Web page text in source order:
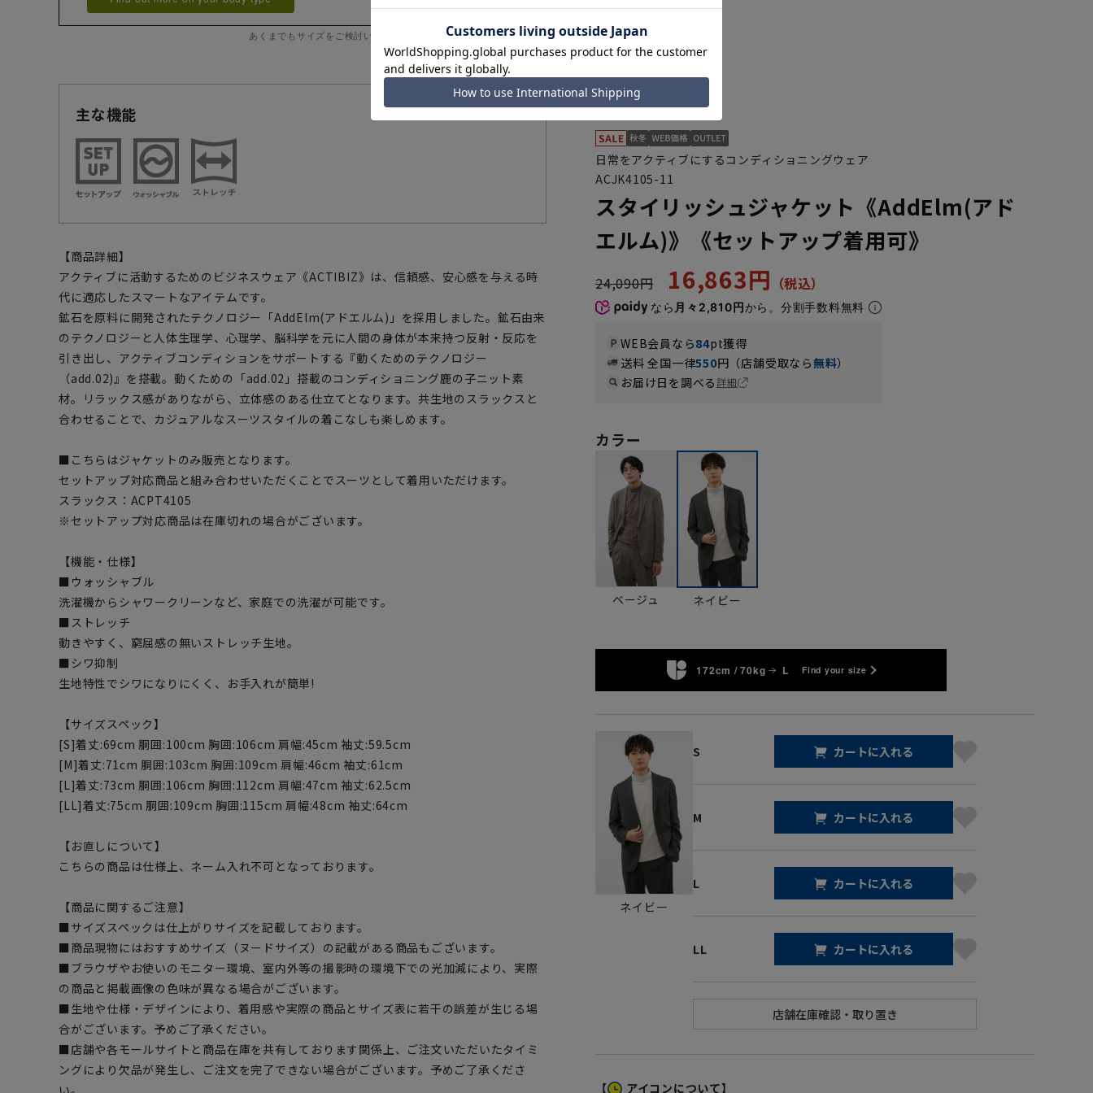
あくまでもサイズをご検討いただく際の目安となります。
主な機能
【商品詳細】
アクティブに活動するためのビジネスウェア《ACTIBIZ》は、信頼感、安心感を与える時
代に適応したスマートなアイテムです。
鉱石を原料に開発されたテクノロジー「AddElm(アドエルム)」を採用しました。鉱石由来
のテクノロジーと人体生理学、心理学、脳科学を元に人間の身体が本来持つ反射・反応を
引き出し、アクティブコンディションをサポートする『動くためのテクノロジー
（add.02)』を搭載。動くための「add.02」搭載のコンディショニング鹿の子ニット素
材。リラックス感がありながら、立体感のある仕立てとなります。共生地のスラックスと
合わせることで、カジュアルなスーツスタイルの着こなしも楽しめます。
■こちらはジャケットのみ販売となります。
セットアップ対応商品と組み合わせいただくことでスーツとして着用いただけます。
スラックス：ACPT4105
※セットアップ対応商品は在庫切れの場合がございます。
【機能・仕様】
■ウォッシャブル
洗濯機からシャワークリーンなど、家庭での洗濯が可能です。
■ストレッチ
動きやすく、窮屈感の無いストレッチ生地。
■シワ抑制
生地特性でシワになりにくく、お手入れが簡単!
【サイズスペック】
[S]着丈:69cm 胴囲:100cm 胸囲:106cm 肩幅:45cm 袖丈:59.5cm
[M]着丈:71cm 胴囲:103cm 胸囲:109cm 肩幅:46cm 袖丈:61cm
[L]着丈:73cm 胴囲:106cm 胸囲:112cm 肩幅:47cm 袖丈:62.5cm
[LL]着丈:75cm 胴囲:109cm 胸囲:115cm 肩幅:48cm 袖丈:64cm
【お直しについて】
こちらの商品は仕様上、ネーム入れ不可となっております。
【商品に関するご注意】
■サイズスペックは仕上がりサイズを記載しております。
■商品現物にはおすすめサイズ（ヌードサイズ）の記載がある商品もございます。
■ブラウザやお使いのモニター環境、室内外等の撮影時の環境下での光加減により、実際
の商品と掲載画像の色味が異なる場合がございます。
■生地や仕様・デザインにより、着用感や実際の商品とサイズ表に若干の誤差が生じる場
合がございます。予めご了承ください。
■店舗や各モールサイトと商品在庫を共有しております関係上、ご注文いただいたタイミ
ングにより欠品が発生し、ご注文を完了できない場合がございます。予めご了承くださ
日常をアクティブにするコンディショニングウェア
ACJK4105-11
スタイリッシュジャケット《AddElm(アド
エルム)》《セットアップ着用可》
24,090円 16,863円
なら 月々2,810円から。分割手数料無料
WEB会員なら84pt獲得
送料 全国一律550円（店舗受取なら無料）
お届け日を調べる詳細
カラー
ベージュ ネイビー
172cm / 70kg L Find your size
ネイビー
S カートに入れる
M カートに入れる
L カートに入れる
LL カートに入れる
【 アイコンについて】